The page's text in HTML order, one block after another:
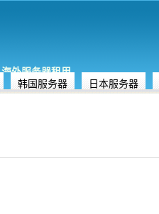
外服务器租用
韩国服务器 日本服务器